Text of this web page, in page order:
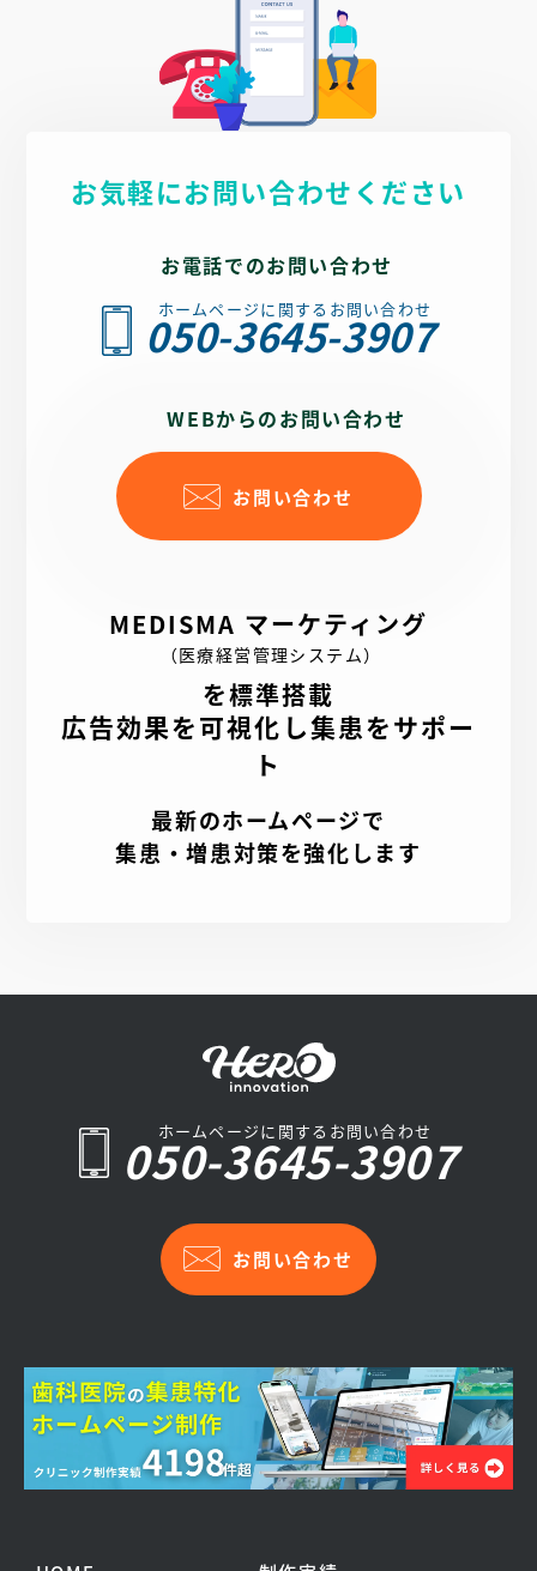
お気軽にお問い合わせください
お電話でのお問い合わせ
ホームページに関するお問い合わせ
050-3645-3907
WEBからのお問い合わせ
お問い合わせ
MEDISMA マーケティング
（医療経営管理システム）
を標準搭載
広告効果を可視化し集患をサポー
ト
最新のホームページで
集患・増患対策を強化します
ホームページに関するお問い合わせ
050-3645-3907
お問い合わせ